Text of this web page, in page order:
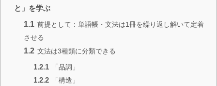
と」を学ぶ
1.1 前提として：単語帳・文法は1冊を繰り返し解いて定着
させる
1.2 文法は3種類に分類できる
1.2.1 「品詞」
1.2.2 「構造」